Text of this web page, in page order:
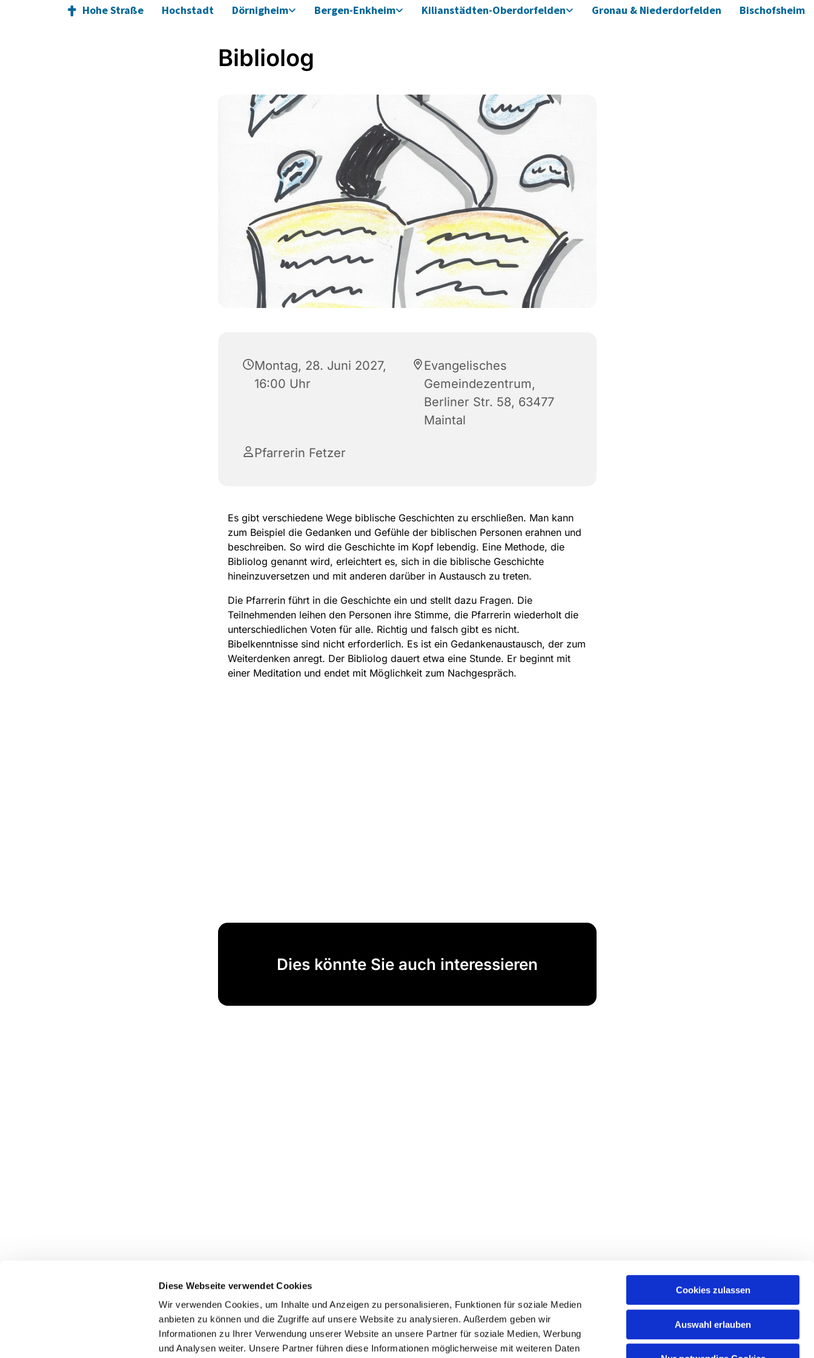
Diese Webseite verwendet Cookies
Wir verwenden Cookies, um Inhalte und Anzeigen zu personalisieren, Funktionen für soziale Medien
anbieten zu können und die Zugriffe auf unsere Website zu analysieren. Außerdem geben wir
Informationen zu Ihrer Verwendung unserer Website an unsere Partner für soziale Medien, Werbung
und Analysen weiter. Unsere Partner führen diese Informationen möglicherweise mit weiteren Daten
Cookies zulassen
Auswahl erlauben
Hohe Straße Hochstadt Dörnigheim Bergen-Enkheim Kilianstädten-Oberdorfelden Gronau & Niederdorfelden Bischofsheim
Bibliolog
Montag, 28. Juni 2027,
16:00 Uhr
Evangelisches
Gemeindezentrum,
Berliner Str. 58, 63477
Maintal
Pfarrerin Fetzer
Es gibt verschiedene Wege biblische Geschichten zu erschließen. Man kann
zum Beispiel die Gedanken und Gefühle der biblischen Personen erahnen und
beschreiben. So wird die Geschichte im Kopf lebendig. Eine Methode, die
Bibliolog genannt wird, erleichtert es, sich in die biblische Geschichte
hineinzuversetzen und mit anderen darüber in Austausch zu treten.
Die Pfarrerin führt in die Geschichte ein und stellt dazu Fragen. Die
Teilnehmenden leihen den Personen ihre Stimme, die Pfarrerin wiederholt die
unterschiedlichen Voten für alle. Richtig und falsch gibt es nicht.
Bibelkenntnisse sind nicht erforderlich. Es ist ein Gedankenaustausch, der zum
Weiterdenken anregt. Der Bibliolog dauert etwa eine Stunde. Er beginnt mit
einer Meditation und endet mit Möglichkeit zum Nachgespräch.
Dies könnte Sie auch interessieren
EVANGELISCHE KIRCHE AN DER HOHEN STRASSE